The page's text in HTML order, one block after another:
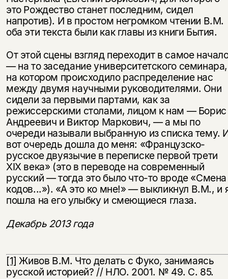
это Рождество станет последним, сидел
напротив). И в простом не­громком чтении В.М.
оба эти текста были как главы из книги Бытия.
От этой сцены взгляд переходит в самое
— на то заседание уни­верситетского семинара,
на котором происходило распределение нас
между двумя научными руководителями. Они
сидели за первыми партами, как за
режиссерскими столами, лицом к нам — Борис
Андреевич и Виктор Марко­вич, — а мы по
очереди называли выбранную из списка тему.
вот очередь дошла до меня: «Французско-
русское двуязычие в переписке первой трети
XIX века» (это в переводе на современный
русский — тогда это было что-то вроде «Смена
кодов...»). «А это ко мне!» — выкликнул В.М., и
пошла на его улыбку и смеющиеся глаза.
Декабрь 2013 года
[1] Живов В.М. Что делать с Фуко, занимаясь
русской исто­рией? // НЛО. 2001. № 49. С. 85.